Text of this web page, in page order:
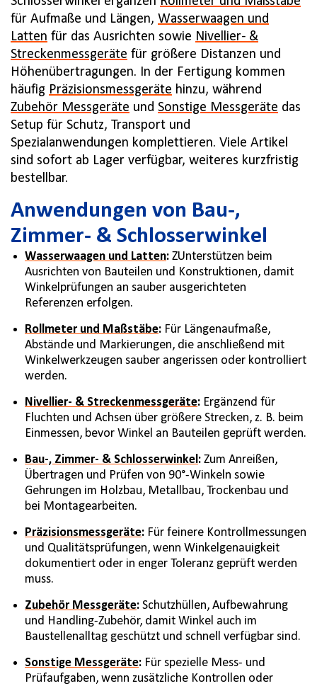
für Aufmaße und Längen, Wasserwaagen und
Latten für das Ausrichten sowie Nivellier- &
Streckenmessgeräte für größere Distanzen und
Höhenübertragungen. In der Fertigung kommen
häufig Präzisionsmessgeräte hinzu, während
Zubehör Messgeräte und Sonstige Messgeräte das
Setup für Schutz, Transport und
Spezialanwendungen komplettieren. Viele Artikel
sind sofort ab Lager verfügbar, weiteres kurzfristig
bestellbar.
Anwendungen von Bau-,
Zimmer- & Schlosserwinkel
Wasserwaagen und Latten: ZUnterstützen beim
Ausrichten von Bauteilen und Konstruktionen, damit
Winkelprüfungen an sauber ausgerichteten
Referenzen erfolgen.
Rollmeter und Maßstäbe: Für Längenaufmaße,
Abstände und Markierungen, die anschließend mit
Winkelwerkzeugen sauber angerissen oder kontrolliert
werden.
Nivellier- & Streckenmessgeräte: Ergänzend für
Fluchten und Achsen über größere Strecken, z. B. beim
Einmessen, bevor Winkel an Bauteilen geprüft werden.
Bau-, Zimmer- & Schlosserwinkel: Zum Anreißen,
Übertragen und Prüfen von 90°-Winkeln sowie
Gehrungen im Holzbau, Metallbau, Trockenbau und
bei Montagearbeiten.
Präzisionsmessgeräte: Für feinere Kontrollmessungen
und Qualitätsprüfungen, wenn Winkelgenauigkeit
dokumentiert oder in enger Toleranz geprüft werden
muss.
Zubehör Messgeräte: Schutzhüllen, Aufbewahrung
und Handling-Zubehör, damit Winkel auch im
Baustellenalltag geschützt und schnell verfügbar sind.
Sonstige Messgeräte: Für spezielle Mess- und
Prüfaufgaben, wenn zusätzliche Kontrollen oder